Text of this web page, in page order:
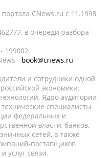
CNews.ru c 11.1998
в очереди разбора -
199002.
- book@cnews.ru
и сотрудники одной
экономики:
Ядро аудитории
специалисты
федеральных и
власти, банков,
сетей, а также
поставщиков
услуг связи.